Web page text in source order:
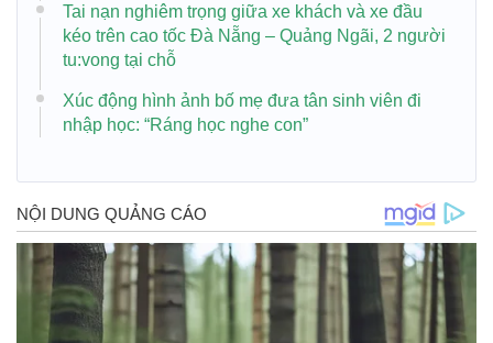
Tai nạn nghiêm trọng giữa xe khách và xe đầu
kéo trên cao tốc Đà Nẵng – Quảng Ngãi, 2 người
tu:vong tại chỗ
Xúc động hình ảnh bố mẹ đưa tân sinh viên đi
nhập học: “Ráng học nghe con”